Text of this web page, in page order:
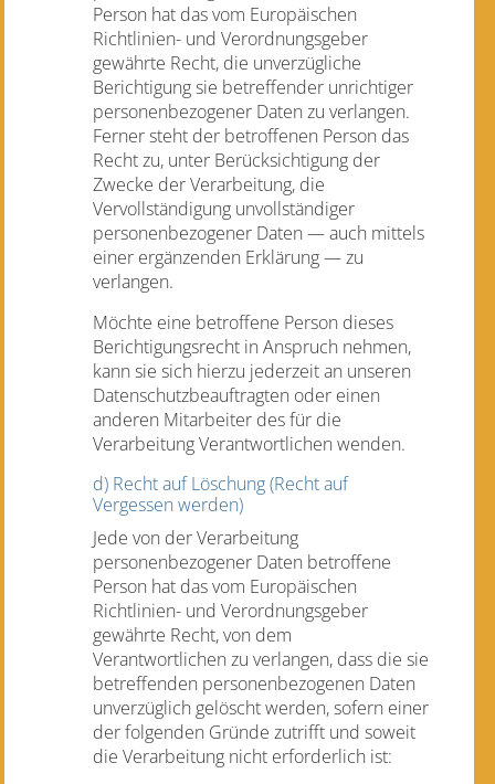
Person hat das vom Europäischen
Richtlinien- und Verordnungsgeber
gewährte Recht, die unverzügliche
Berichtigung sie betreffender unrichtiger
personenbezogener Daten zu verlangen.
Ferner steht der betroffenen Person das
Recht zu, unter Berücksichtigung der
Zwecke der Verarbeitung, die
Vervollständigung unvollständiger
personenbezogener Daten — auch mittels
einer ergänzenden Erklärung — zu
verlangen.
Möchte eine betroffene Person dieses
Berichtigungsrecht in Anspruch nehmen,
kann sie sich hierzu jederzeit an unseren
Datenschutzbeauftragten oder einen
anderen Mitarbeiter des für die
Verarbeitung Verantwortlichen wenden.
d) Recht auf Löschung (Recht auf
Vergessen werden)
Jede von der Verarbeitung
personenbezogener Daten betroffene
Person hat das vom Europäischen
Richtlinien- und Verordnungsgeber
gewährte Recht, von dem
Verantwortlichen zu verlangen, dass die sie
betreffenden personenbezogenen Daten
unverzüglich gelöscht werden, sofern einer
der folgenden Gründe zutrifft und soweit
die Verarbeitung nicht erforderlich ist: